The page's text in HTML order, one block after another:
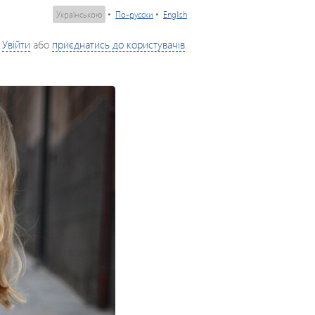
Українською • По-русски • English
Увійти або приєднатись до користувачів.